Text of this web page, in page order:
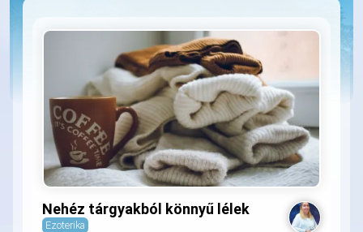
Nehéz tárgyakból könnyű lélek
Ezoterika